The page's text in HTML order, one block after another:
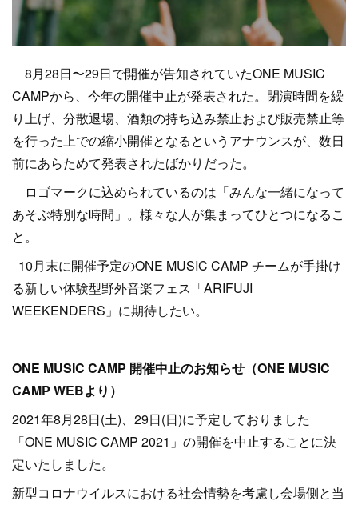
8月28日〜29日で開催が告知されていたONE MUSIC
CAMPから、今年の開催中止が発表された。閉演時間を繰
り上げ、分散退場、酒類の持ち込み禁止および販売禁止等
を行った上での縮小開催となるというアナウンスが、数日
前にあらためて発表されたばかりだった。
ロゴマークに込められているのは「みんな一緒になって
あそぶ特別な時間」。様々な人が集まってひとつになるこ
と。
10月末に開催予定のONE MUSIC CAMP チームが手掛け
る新しい体験型野外音楽フェス「ARIFUJI
WEEKENDERS」に期待したい。
ONE MUSIC CAMP 開催中止のお知らせ（ONE MUSIC
CAMP WEBより）
2021年8月28日(土)、29日(日)に予定しておりました
「ONE MUSIC CAMP 2021」の開催を中止することに決
定いたしました。
新型コロナウイルスにおける社会情勢を考慮し会場側と当